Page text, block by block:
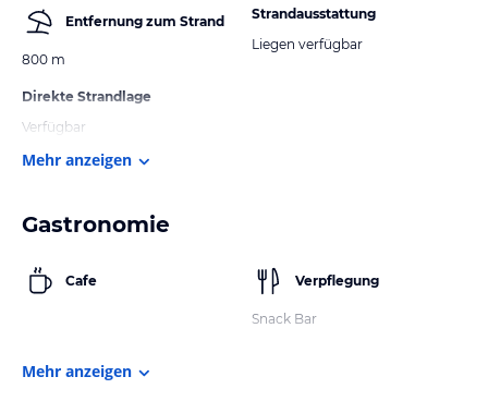
Entfernung zum Strand
800 m
Direkte Strandlage
Verfügbar
Strandausstattung
Liegen verfügbar
Mehr anzeigen
Gastronomie
Cafe Verpflegung
Snack Bar
Mehr anzeigen